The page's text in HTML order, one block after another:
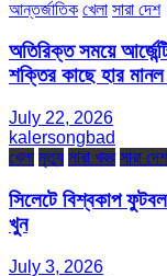
আন্তর্জাতিক খেলা সারা দেশ
অতিরিক্ত সময়ে
শক্তির কাছে হার
July 22, 2026
kalersongbad
খেলা মৃত্যু সারা খবর সারা দেশ
সিলেটে বিশ্বকাপ
খুন
July 3, 2026